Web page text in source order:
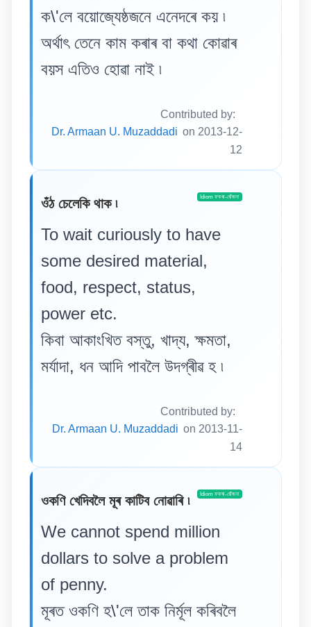
ক\'লে বয়োজ্যেষ্ঠজনে এনেদৰে কয় ৷
অৰ্থাৎ তেনে কাম কৰাৰ বা কথা কোৱাৰ
বয়স এতিও হোৱা নাই ৷
Contributed by:
Dr. Armaan U. Muzaddadi on 2013-12-
12
Idiom ফকৰা-যোঁজনা
ওঁঠ চেলেকি থাক ৷
To wait curiously to have
some desired material,
food, respect, status,
power etc.
কিবা আকাংখিত বস্তু, খাদ্য, ক্ষমতা,
মৰ্যাদা, ধন আদি পাবলৈ উদগ্ৰীৱ হ ৷
Contributed by:
Dr. Armaan U. Muzaddadi on 2013-11-
14
Idiom ফকৰা-যোঁজনা
ওকণি খেদিবলৈ মূৰ কাটিব নোৱাৰি ৷
We cannot spend million
dollars to solve a problem
of penny.
মূৰত ওকণি হ\'লে তাক নিৰ্মূল কৰিবলৈ